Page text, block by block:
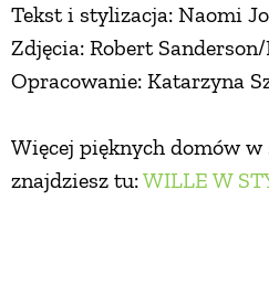
Tekst i stylizacja: Naomi
Zdjęcia: Robert
Opracowanie: Katarzyna
Więcej pięknych domów
znajdziesz tu:WILLE W